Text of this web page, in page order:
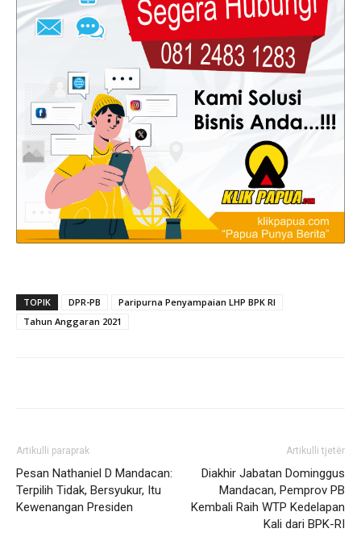
TOPIK DPR-PB
Paripurna Penyampaian LHP BPK RI
Tahun Anggaran 2021
Artikulli paraprak
Pesan Nathaniel D Mandacan:
Terpilih Tidak, Bersyukur, Itu
Kewenangan Presiden
Artikulli tjetër
Diakhir Jabatan Dominggus
Mandacan, Pemprov PB
Kembali Raih WTP Kedelapan
Kali dari BPK-RI